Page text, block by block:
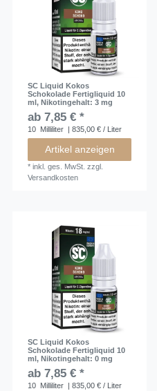
SC Liquid Kokos
Schokolade Fertigliquid 10
ml, Nikotingehalt: 3 mg
ab 7,85 € *
10 Milliliter | 835,00 € / Liter
Artikel anzeigen
*inkl. ges. MwSt. zzgl.
Versandkosten
SC Liquid Kokos
Schokolade Fertigliquid 10
ml, Nikotingehalt: 0 mg
ab 7,85 € *
10 Milliliter | 835,00 € / Liter